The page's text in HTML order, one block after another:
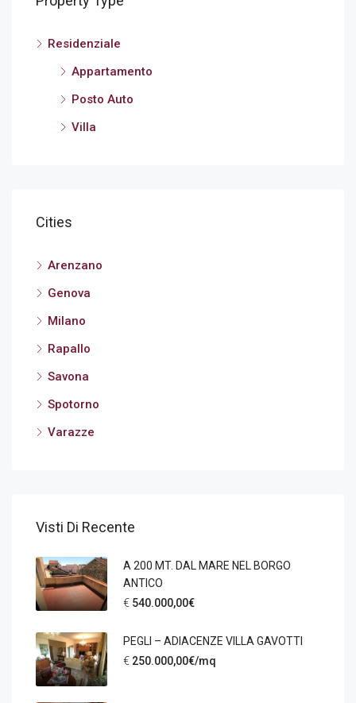
Residenziale
Appartamento
Posto Auto
Villa
Cities
Arenzano
Genova
Milano
Rapallo
Savona
Spotorno
Varazze
Visti Di Recente
A 200 MT. DAL MARE NEL BORGO
ANTICO
€ 540.000,00€
PEGLI – ADIACENZE VILLA GAVOTTI
€ 250.000,00€/mq